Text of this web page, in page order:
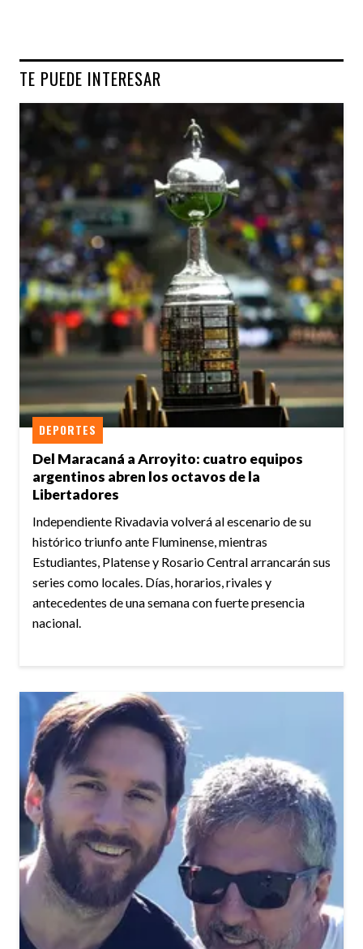
TE PUEDE INTERESAR
Del Maracaná a Arroyito: cuatro equipos
argentinos abren los octavos de la
Libertadores
DEPORTES
Independiente Rivadavia volverá al escenario de su
histórico triunfo ante Fluminense, mientras
Estudiantes, Platense y Rosario Central arrancarán sus
series como locales. Días, horarios, rivales y
antecedentes de una semana con fuerte presencia
nacional.